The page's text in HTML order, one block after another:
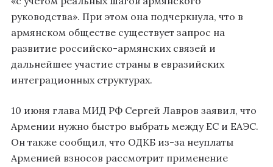
руководства». При этом она подчеркнула, что в
армянском обществе существует запрос на
развитие российско-армянских связей и
дальнейшее участие страны в евразийских
интеграционных структурах.
10 июня глава МИД РФ Сергей Лавров заявил, что
Армении нужно быстро выбрать между ЕС и ЕАЭС.
Он также сообщил, что ОДКБ из-за неуплаты
Арменией взносов рассмотрит применение